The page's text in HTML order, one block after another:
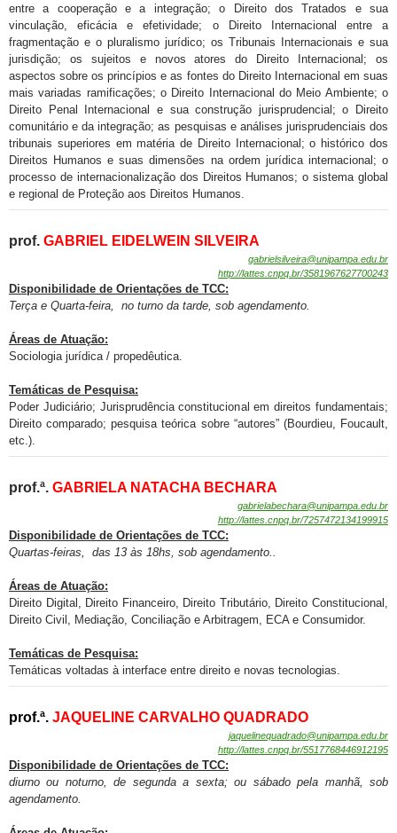
entre a cooperação e a integração; o Direito dos Tratados e sua
vinculação, eficácia e efetividade; o Direito Internacional entre a
fragmentação e o pluralismo jurídico; os Tribunais Internacionais e sua
jurisdição; os sujeitos e novos atores do Direito Internacional; os
aspectos sobre os princípios e as fontes do Direito Internacional em suas
mais variadas ramificações; o Direito Internacional do Meio Ambiente; o
Direito Penal Internacional e sua construção jurisprudencial; o Direito
comunitário e da integração; as pesquisas e análises jurisprudenciais dos
tribunais superiores em matéria de Direito Internacional; o histórico dos
Direitos Humanos e suas dimensões na ordem jurídica internacional; o
processo de internacionalização dos Direitos Humanos; o sistema global
e regional de Proteção aos Direitos Humanos.
prof. GABRIEL EIDELWEIN SILVEIRA
gabrielsilveira@unipampa.edu.br
http://lattes.cnpq.br/3581967627700243
Disponibilidade de Orientações de TCC:
Terça e Quarta-feira, no turno da tarde, sob agendamento.
Áreas de Atuação:
Sociologia jurídica / propedêutica.
Temáticas de Pesquisa:
Poder Judiciário; Jurisprudência constitucional em direitos fundamentais;
Direito comparado; pesquisa teórica sobre “autores” (Bourdieu, Foucault,
etc.).
prof.ª. GABRIELA NATACHA BECHARA
gabrielabechara@unipampa.edu.br
http://lattes.cnpq.br/7257472134199915
Disponibilidade de Orientações de TCC:
Quartas-feiras, das 13 às 18hs, sob agendamento.
Áreas de Atuação:
Direito Digital, Direito Financeiro, Direito Tributário, Direito Constitucional,
Direito Civil, Mediação, Conciliação e Arbitragem, ECA e Consumidor.
Temáticas de Pesquisa:
Temáticas voltadas à interface entre direito e novas tecnologias.
prof.ª. JAQUELINE CARVALHO QUADRADO
jaquelinequadrado@unipampa.edu.br
http://lattes.cnpq.br/5517768446912195
Disponibilidade de Orientações de TCC:
diurno ou noturno, de segunda a sexta; ou sábado pela manhã, sob
agendamento.